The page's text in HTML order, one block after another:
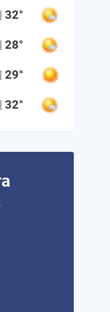
32°
28°
29°
32°